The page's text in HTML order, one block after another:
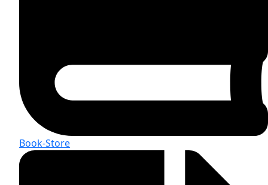
Book-Store